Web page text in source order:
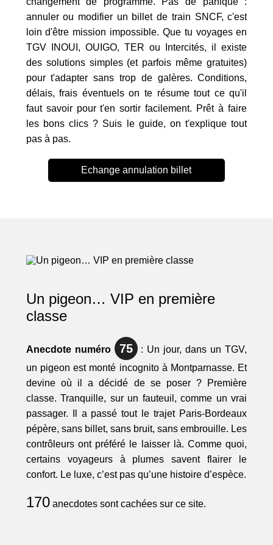
annuler ou modifier un billet de train SNCF, c'est
loin d'être mission impossible. Que tu voyages en
TGV INOUI, OUIGO, TER ou Intercités, il existe
des solutions simples (et parfois même gratuites)
pour t'adapter sans trop de galères. Conditions,
délais, frais éventuels on te résume tout ce qu'il
faut savoir pour t'en sortir facilement. Prêt à faire
les bons clics ? Suis le guide, on t'explique tout
pas à pas.
Echange annulation billet
Un pigeon… VIP en première
classe
Anecdote numéro 75 : Un jour, dans un TGV,
un pigeon est monté incognito à Montparnasse. Et
devine où il a décidé de se poser ? Première
classe. Tranquille, sur un fauteuil, comme un vrai
passager. Il a passé tout le trajet Paris-Bordeaux
pépère, sans billet, sans bruit, sans embrouille. Les
contrôleurs ont préféré le laisser là. Comme quoi,
certains voyageurs à plumes savent flairer le
confort. Le luxe, c’est pas qu’une histoire d’espèce.
170anecdotes sont cachées sur ce site.